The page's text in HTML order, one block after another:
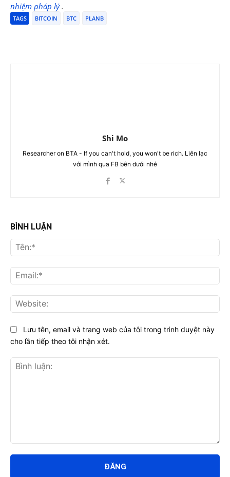
nhiệm pháp lý.
TAGS BITCOIN BTC PLANB
Shi Mo
Researcher on BTA - If you can't hold, you won't be rich. Liên lạc
với mình qua FB bên dưới nhé
BÌNH LUẬN
luận:
Lưu tên, email và trang web của tôi trong trình duyệt này
cho lần tiếp theo tôi nhận xét.